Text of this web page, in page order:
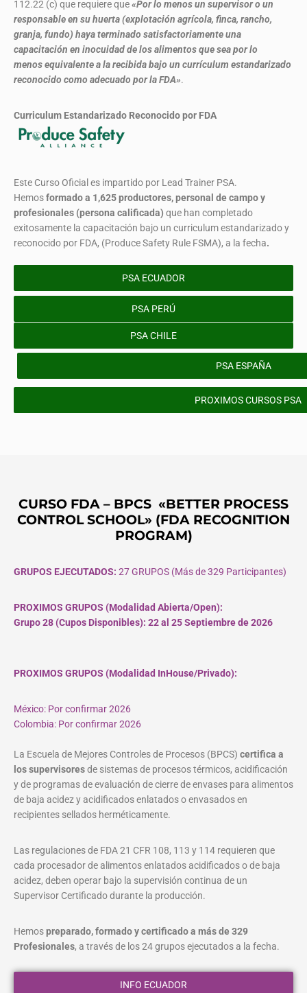
112.22 (c) que requiere que«Por lo menos un supervisor o un
responsable en su huerta (explotación agrícola, finca, rancho,
granja, fundo) haya terminado satisfactoriamente una
capacitación en inocuidad de los alimentos que sea por lo
menos equivalente a la recibida bajo un currículum estandarizado
reconocido como adecuado por la FDA».
Curriculum Estandarizado Reconocido por FDA
Este Curso Oficial es impartido por Lead Trainer PSA.
Hemosformadoa 1,625 productores, personal de campo y
profesionales (persona calificada) que han completado
exitosamente la capacitación bajo un curriculum estandarizado y
reconocido por FDA, (Produce Safety Rule FSMA), a la fecha.
PSA ECUADOR
PSA PERÚ
PSA CHILE
PSA ESPAÑA
PROXIMOS CURSOS PSA
CURSO FDA – BPCS «BETTER PROCESS
CONTROL SCHOOL» (FDA RECOGNITION
PROGRAM)
GRUPOS EJECUTADOS: 27 GRUPOS (Más de 329 Participantes)
PROXIMOS GRUPOS (Modalidad Abierta/Open):
Grupo 28 (Cupos Disponibles): 22 al 25 Septiembre de 2026
PROXIMOS GRUPOS (Modalidad InHouse/Privado):
México: Por confirmar 2026
Colombia: Por confirmar 2026
La Escuela de Mejores Controles de Procesos (BPCS) certifica a
los supervisoresde sistemas de procesos térmicos, acidificación
y de programas de evaluación de cierre de envases para alimentos
de baja acidez y acidificados enlatados o envasados en
recipientes sellados herméticamente.
Las regulaciones de FDA 21 CFR 108, 113 y 114 requieren que
cada procesador de alimentos enlatados acidificados o de baja
acidez, deben operar bajo la supervisión continua de un
Supervisor Certificado durante la producción.
Hemospreparado, formado y certificado a más de 329
Profesionales, a través de los 24 grupos ejecutados a la fecha.
INFO ECUADOR